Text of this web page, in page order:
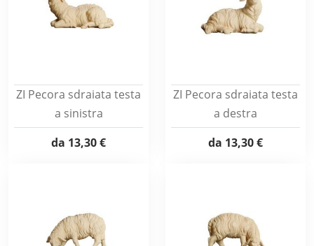
ZI Pecora sdraiata testa
a sinistra
da 13,30 €
ZI Pecora sdraiata testa
a destra
da 13,30 €